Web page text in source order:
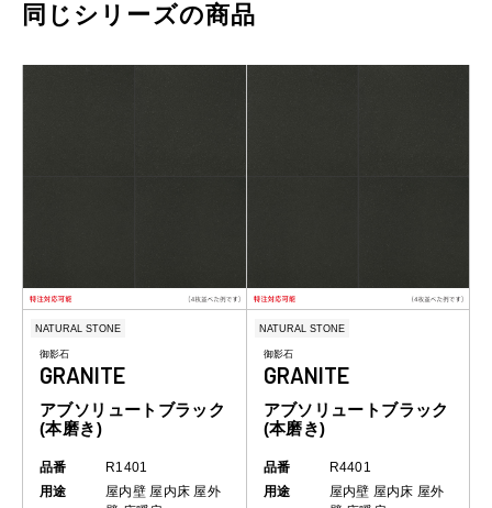
同じシリーズの商品
NATURAL STONE
御影石
GRANITE
アブソリュートブラック
(本磨き)
品番
R1401
用途
屋内壁 屋内床 屋外
NATURAL STONE
御影石
GRANITE
アブソリュートブラック
(本磨き)
品番
R4401
用途
屋内壁 屋内床 屋外